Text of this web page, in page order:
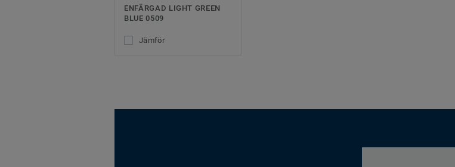
ENFÄRGAD LIGHT GREEN
BLUE 0509
Jämför